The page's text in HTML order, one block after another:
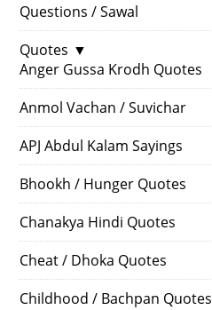
Questions / Sawal
Quotes ▼
Anger Gussa Krodh Quotes
Anmol Vachan / Suvichar
APJ Abdul Kalam Sayings
Bhookh / Hunger Quotes
Chanakya Hindi Quotes
Cheat / Dhoka Quotes
Childhood / Bachpan Quotes